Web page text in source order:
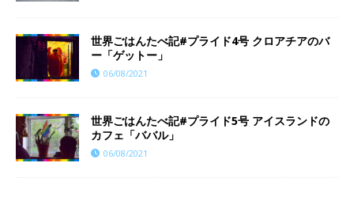
世界ごはんたべ記#プライド4号 クロアチアのバ
ー「ゲットー」
06/08/2021
世界ごはんたべ記#プライド5号 アイスランドの
カフェ「ババル」
06/08/2021